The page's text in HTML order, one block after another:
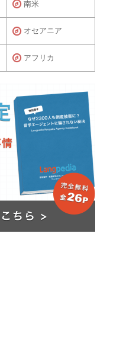
南米
オセアニア
アフリカ